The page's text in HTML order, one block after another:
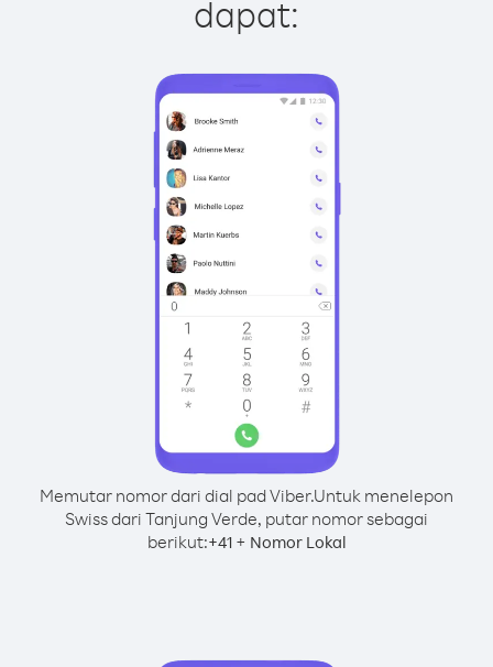
dapat:
Memutar nomor dari dial pad Viber.Untuk menelepon
Swiss dari Tanjung Verde, putar nomor sebagai
berikut:+41+ Nomor Lokal